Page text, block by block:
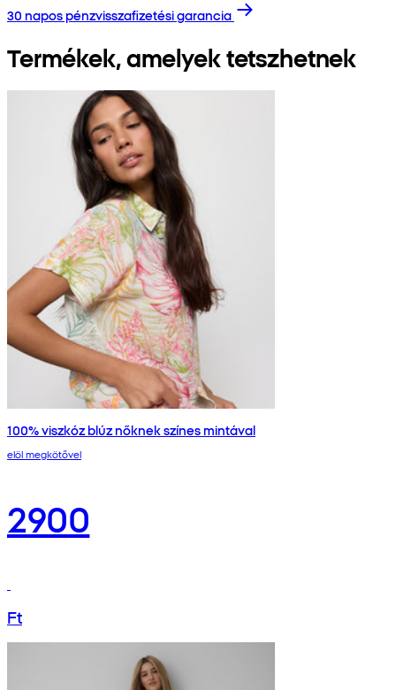
30 napos pénzvisszafizetési garancia
Termékek, amelyek tetszhetnek
100% viszkóz blúz nőknek színes mintával
elöl megkötővel
2900
Ft